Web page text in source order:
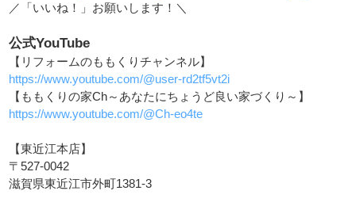
／「いいね！」お願いします！＼
公式YouTube
【リフォームのももくりチャンネル】
https://www.youtube.com/@user-rd2tf5vt2i
【ももくりの家Ch～あなたにちょうど良い家づくり～】
https://www.youtube.com/@Ch-eo4te
【東近江本店】
〒527-0042
滋賀県東近江市外町1381-3